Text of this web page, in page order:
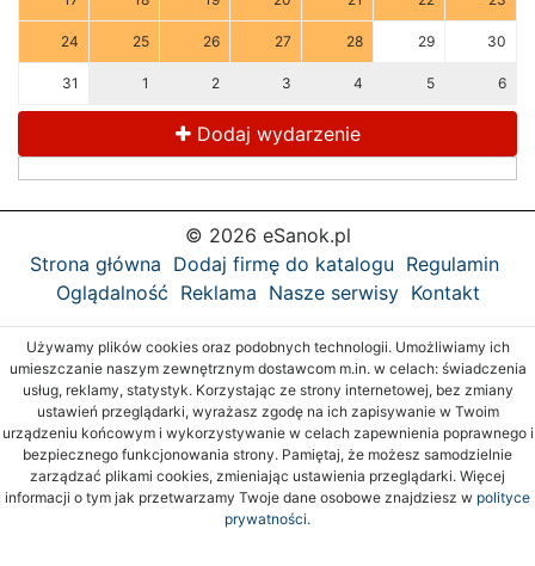
24 25 26 27 28 29 30
31 1 2 3 4 5 6
Dodaj wydarzenie
© 2026 eSanok.pl
Strona główna Dodaj firmę do katalogu Regulamin
Oglądalność Reklama Nasze serwisy Kontakt
Używamy plików cookies oraz podobnych technologii. Umożliwiamy ich
umieszczanie naszym zewnętrznym dostawcom m.in. w celach: świadczenia
usług, reklamy, statystyk. Korzystając ze strony internetowej, bez zmiany
ustawień przeglądarki, wyrażasz zgodę na ich zapisywanie w Twoim
urządzeniu końcowym i wykorzystywanie w celach zapewnienia poprawnego i
bezpiecznego funkcjonowania strony. Pamiętaj, że możesz samodzielnie
zarządzać plikami cookies, zmieniając ustawienia przeglądarki. Więcej
informacji o tym jak przetwarzamy Twoje dane osobowe znajdziesz w polityce
prywatności.